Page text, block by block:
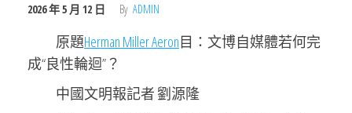
2026 年 5 月 12 日 By ADMIN
原題Herman Miller Aeron目：文博自媒體若何完
成“良性輪迴”？
中國文明報記者 劉源隆